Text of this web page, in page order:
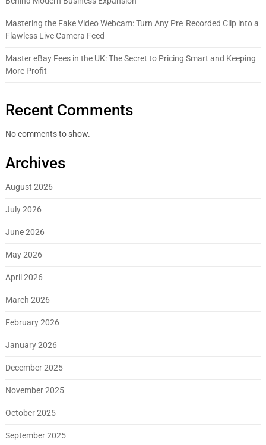
Mastering the Fake Video Webcam: Turn Any Pre‑Recorded Clip into a
Flawless Live Camera Feed
Master eBay Fees in the UK: The Secret to Pricing Smart and Keeping
More Profit
Recent Comments
No comments to show.
Archives
August 2026
July 2026
June 2026
May 2026
April 2026
March 2026
February 2026
January 2026
December 2025
November 2025
October 2025
September 2025